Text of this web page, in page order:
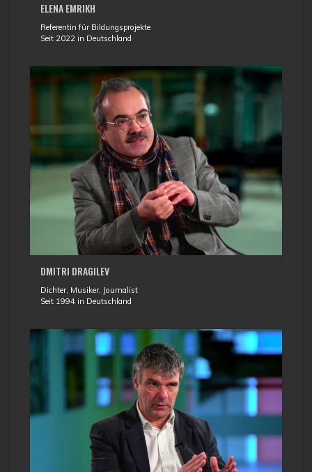
ELENA EMRIKH
Referentin für Bildungsprojekte
Seit 2022 in Deutschland
DMITRI DRAGILEV
Dichter, Musiker, Journalist
Seit 1994 in Deutschland